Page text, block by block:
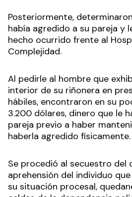
Posteriormente,
había agredido a su pareja y
hecho ocurrido frente al
Complejidad.
Al pedirle al hombre que
interior de su riñonera en
hábiles, encontraron en su
3.200 dólares, dinero que le
pareja previo a haber
haberla agredido físicamente.
Se procedió al secuestro del
aprehensión del individuo
su situación procesal,